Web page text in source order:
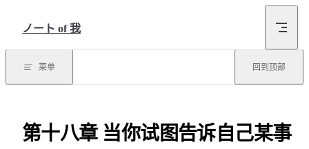
ノート of 我
菜单 回到顶部
第十八章 当你试图告诉自己某事